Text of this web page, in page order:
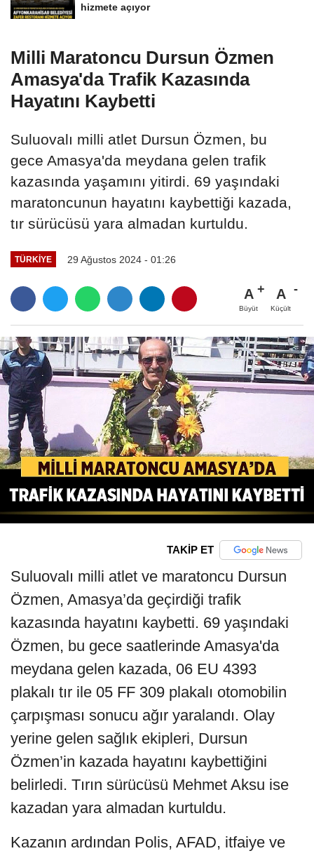
hizmete açıyor
Milli Maratoncu Dursun Özmen
Amasya'da Trafik Kazasında
Hayatını Kaybetti
Suluovalı milli atlet Dursun Özmen, bu
gece Amasya'da meydana gelen trafik
kazasında yaşamını yitirdi. 69 yaşındaki
maratoncunun hayatını kaybettiği kazada,
tır sürücüsü yara almadan kurtuldu.
TÜRKIYE 29 Ağustos 2024 - 01:26
A
Büyüt
A
Küçült
TAKİP ET
Suluovalı milli atlet ve maratoncu Dursun
Özmen, Amasya’da geçirdiği trafik
kazasında hayatını kaybetti. 69 yaşındaki
Özmen, bu gece saatlerinde Amasya'da
meydana gelen kazada, 06 EU 4393
plakalı tır ile 05 FF 309 plakalı otomobilin
çarpışması sonucu ağır yaralandı. Olay
yerine gelen sağlık ekipleri, Dursun
Özmen’in kazada hayatını kaybettiğini
belirledi. Tırın sürücüsü Mehmet Aksu ise
kazadan yara almadan kurtuldu.
Kazanın ardından Polis, AFAD, itfaiye ve